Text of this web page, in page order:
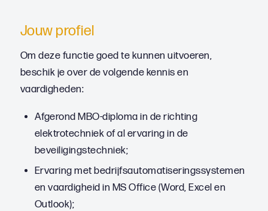
Jouw profiel
Om deze functie goed te kunnen uitvoeren,
beschik je over de volgende kennis en
vaardigheden:
Afgerond MBO-diploma in de richting
elektrotechniek of al ervaring in de
beveiligingstechniek;
Ervaring met bedrijfsautomatiseringssystemen
en vaardigheid in MS Office (Word, Excel en
Outlook);